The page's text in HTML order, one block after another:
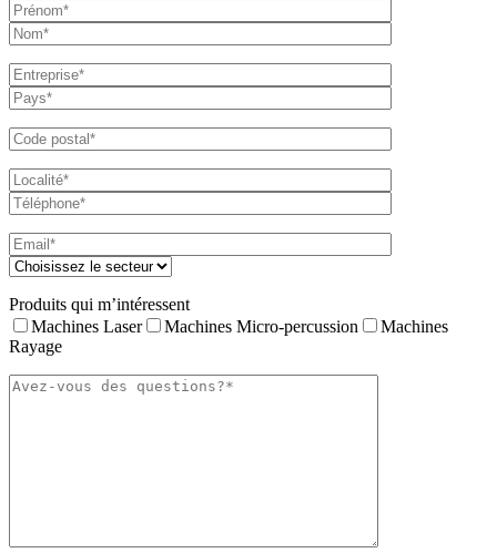
Produits qui m’intéressent
Machines Laser
Machines Micro-percussion
Machines
Rayage